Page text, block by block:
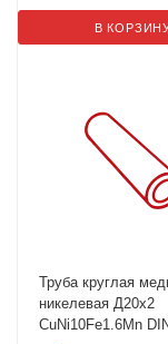
В
Труба круглая
никелевая Д20х2
CuNi10Fe1.6Mn